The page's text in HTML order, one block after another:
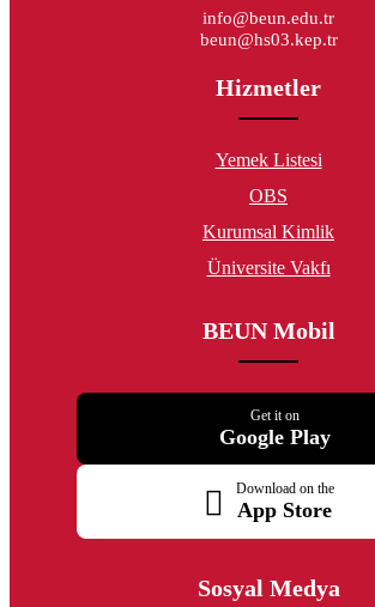
info@beun.edu.tr
beun@hs03.kep.tr
Hizmetler
Yemek Listesi
OBS
Kurumsal Kimlik
Üniversite Vakfı
BEUN Mobil
Get it on
Google Play
Download on the
App Store
Sosyal Medya